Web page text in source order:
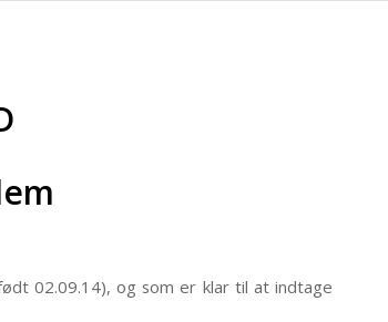
02.09.14), og som er klar til at indtage